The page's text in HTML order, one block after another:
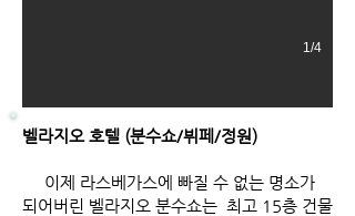
1/4
벨라지오 호텔 (분수쇼/뷔페 /정원)
이제 라스베가스에 빠질 수 없는 명소가
되어버린 벨라지오 분수쇼는 최고 15층 건물